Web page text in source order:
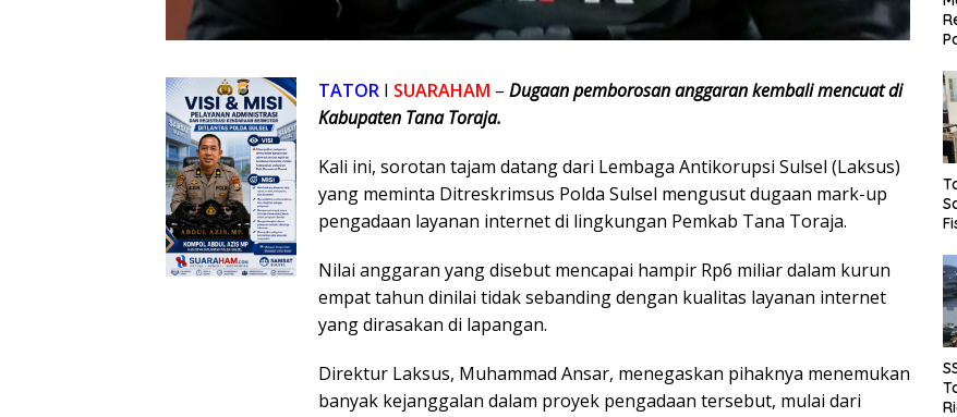
TATOR I SUARAHAM – Dugaan pemborosan anggaran kembali mencuat di
Kabupaten Tana Toraja.
Kali ini, sorotan tajam datang dari Lembaga Antikorupsi Sulsel (Laksus)
yang meminta Ditreskrimsus Polda Sulsel mengusut dugaan mark-up
pengadaan layanan internet di lingkungan Pemkab Tana Toraja.
Nilai anggaran yang disebut mencapai hampir Rp6 miliar dalam kurun
empat tahun dinilai tidak sebanding dengan kualitas layanan internet
yang dirasakan di lapangan.
Direktur Laksus, Muhammad Ansar, menegaskan pihaknya menemukan
banyak kejanggalan dalam proyek pengadaan tersebut, mulai dari